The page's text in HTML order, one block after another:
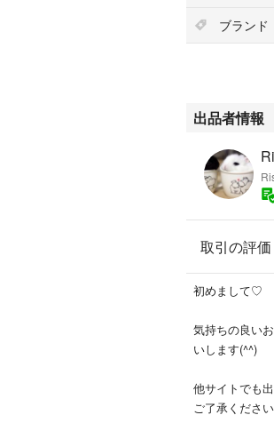
ブランド
出品者情報
取引の評価
初めまして♡
気持ちの良い
いします(^^)
他サイトでも
ご了承ください